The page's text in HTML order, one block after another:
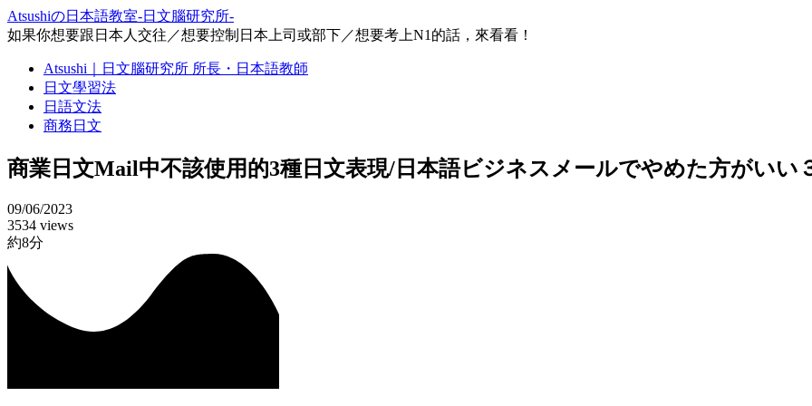
Atsushiの日本語教室-日文腦研究所-
如果你想要跟日本人交往／想要控制日本上司或部下／想要考上N1的話，來看看！
Atsushi｜日文腦研究所 所長・日本語教師
日文學習法
日語文法
商務日文
商業日文Mail中不該使用的3種日文表現/日本語ビジネスメールでやめた方がいい
09/06/2023
3534 views
約8分